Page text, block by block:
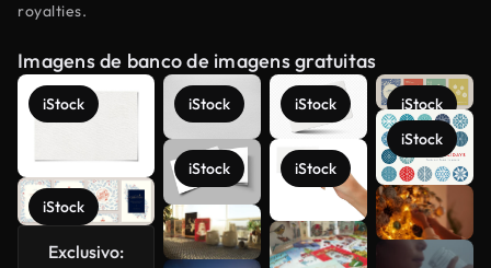
royalties.
Imagens de banco de imagens gratuitas
iStock
iStock
Exclusivo:
iStock
iStock
iStock
iStock
iStock
iStock
Veja mais